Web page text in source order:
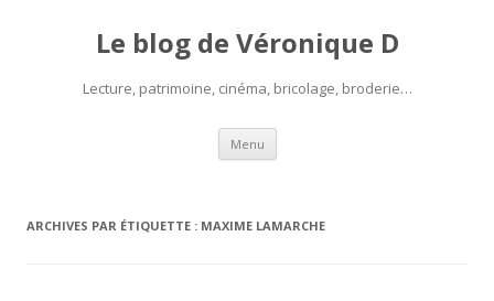
Le blog de Véronique D
Lecture, patrimoine, cinéma, bricolage, broderie…
Menu Aller
contenu
ARCHIVES PAR ÉTIQUETTE : MAXIME LAMARCHE